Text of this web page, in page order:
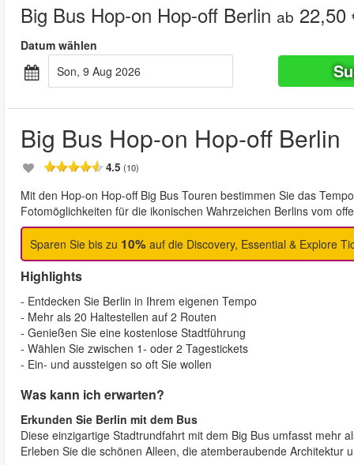
Big Bus Hop-on Hop-off Berlin ab 22,50
Datum wählen
Son, 9 Aug 2026
Big Bus Hop-on Hop-off Berlin
4.5 (10)
Mit den Hop-on Hop-off Big Bus Touren bestimmen Sie das
Fotomöglichkeiten für die ikonischen Wahrzeichen Berlins vom
Sparen Sie bis zu 10% auf die Discovery, Essential & Explore
Highlights
- Entdecken Sie Berlin in Ihrem eigenen Tempo
- Mehr als 20 Haltestellen auf 2 Routen
- Genießen Sie eine kostenlose Stadtführung
- Wählen Sie zwischen 1- oder 2 Tagestickets
- Ein- und aussteigen so oft Sie wollen
Was kann ich erwarten?
Erkunden Sie Berlin mit dem Bus
Diese einzigartige Stadtrundfahrt mit dem Big Bus umfasst mehr
Erleben Sie die schönen Alleen, die atemberaubende Architektur